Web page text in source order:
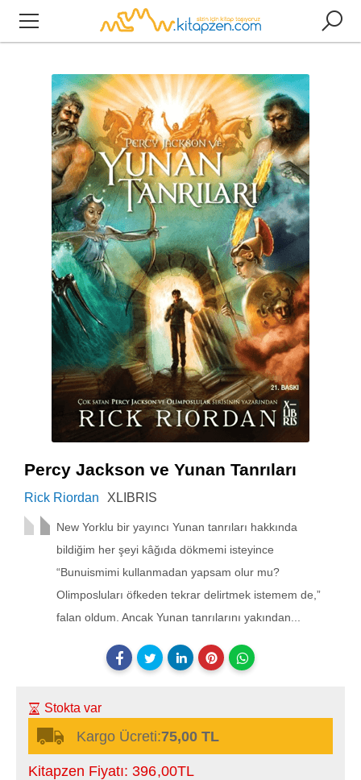
Percy Jackson ve Yunan Tanrıları
Rick Riordan XLIBRIS
New Yorklu bir yayıncı Yunan tanrıları hakkında
bildiğim her şeyi kâğıda dökmemi isteyince
“Bunuismimi kullanmadan yapsam olur mu?
Olimposluları öfkeden tekrar delirtmek istemem de,”
falan oldum. Ancak Yunan tanrılarını yakından...
Stokta var
Kargo Ücreti:75,00 TL
Kitapzen Fiyatı: 396,00TL